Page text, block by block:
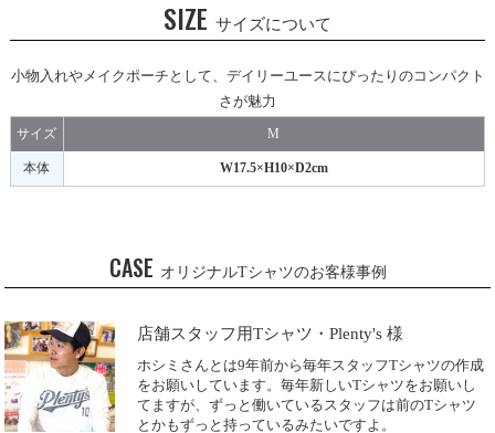
SIZE サイズについて
小物入れやメイクポーチとして、デイリーユースにぴったりのコンパクト
さが魅力
サイズ M
本体 W17.5×H10×D2cm
CASE オリジナルTシャツのお客様事例
店舗スタッフ用Tシャツ・Plenty's 様
ホシミさんとは9年前から毎年スタッフTシャツの作成
をお願いしています。毎年新しいTシャツをお願いし
てますが、ずっと働いているスタッフは前のTシャツ
とかもずっと持っているみたいですよ。